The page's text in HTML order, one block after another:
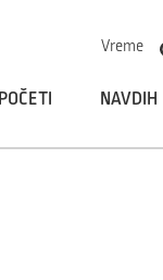
Vreme
NAVDIH